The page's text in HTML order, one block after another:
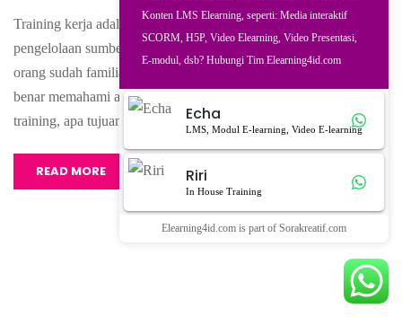
Training kerja adalah salah satu elemen penting dalam
pengelolaan sumber daya manusia di perusahaan modern. Banyak
orang sudah familiar dengan istilah ini, tapi tidak semua benar-
benar memahami apa yang sebenarnya terjadi selama proses
training, apa tujuannya, dan bagaimana dampaknya terhadap …
READ MORE
Konten LMS Elearning, seperti: Media interaktif
SCORM, H5P, Video Elearning, Video Presentasi,
E-modul, dsb? Hubungi Tim Elearning4id.com
Echa
LMS, Modul E-learning, Video E-learning
Riri
In House Training
Elearning4id.com is part of Sorakreatif.com